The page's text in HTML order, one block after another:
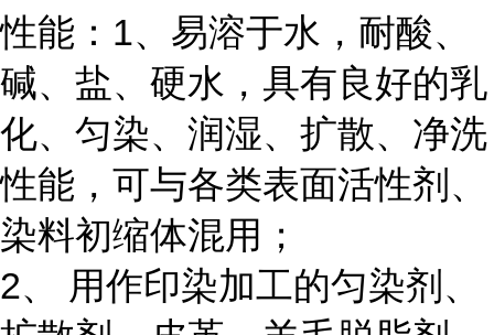
性能：1、易溶于水，耐酸、
碱、盐、硬水，具有良好的乳
化、匀染、润湿、扩散、净洗
性能，可与各类表面活性剂、
染料初缩体混用；
2、 用作印染加工的匀染剂、